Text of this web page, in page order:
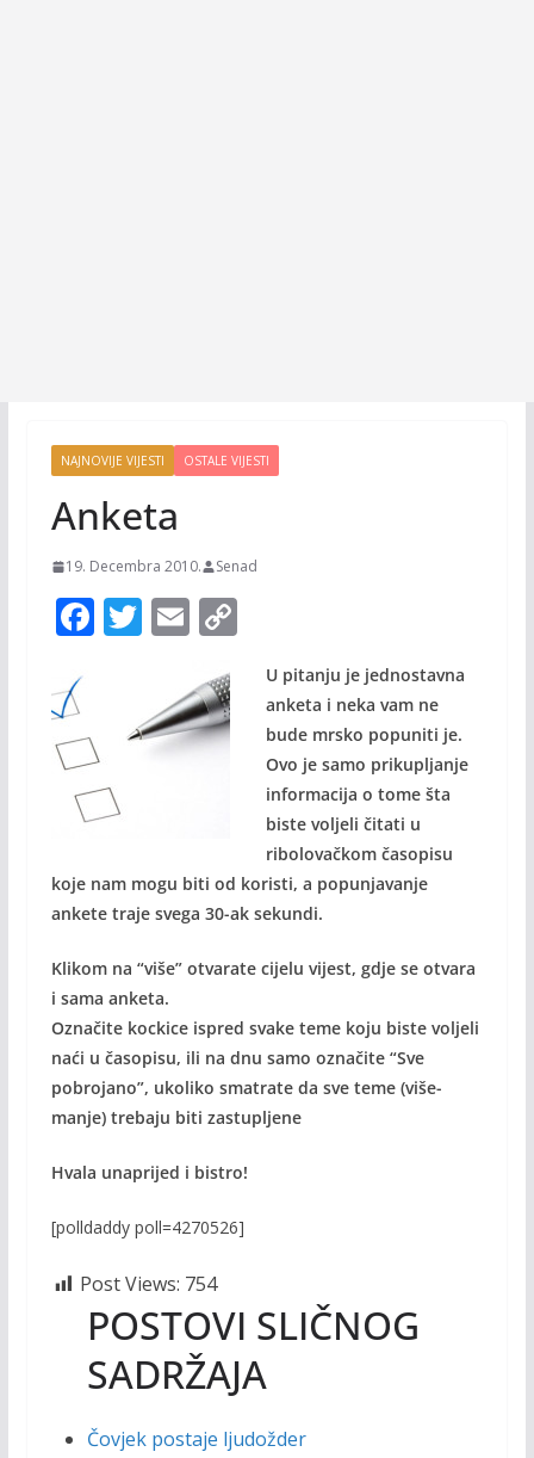
NAJNOVIJE VIJESTI OSTALE VIJESTI
Anketa
19. Decembra 2010. Senad
F
o
o
T
itt
er
E
ai
l
C
Li
U pitanju je jednostavna
anketa i neka vam ne
bude mrsko popuniti je.
Ovo je samo prikupljanje
informacija o tome šta
biste voljeli čitati u
ribolovačkom časopisu
koje nam mogu biti od koristi, a popunjavanje
ankete traje svega 30-ak sekundi.
Klikom na “više” otvarate cijelu vijest, gdje se otvara
i sama anketa.
Označite kockice ispred svake teme koju biste voljeli
naći u časopisu, ili na dnu samo označite “Sve
pobrojano”, ukoliko smatrate da sve teme (više-
manje) trebaju biti zastupljene
Hvala unaprijed i bistro!
[polldaddy poll=4270526]
Post Views: 754
POSTOVI SLIČNOG
SADRŽAJA
Čovjek postaje ljudožder